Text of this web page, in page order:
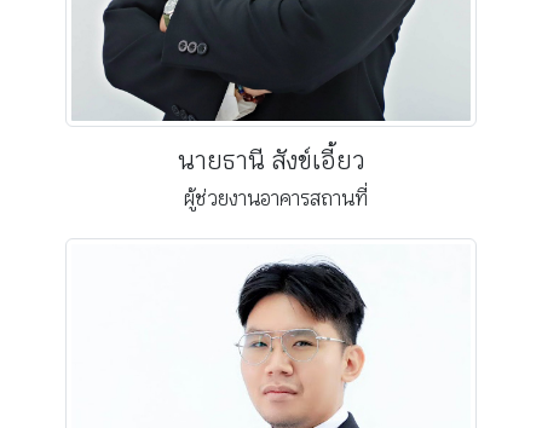
นายธานี สังข์เอี้ยว
ผู้ช่วยงานอาคารสถานที่